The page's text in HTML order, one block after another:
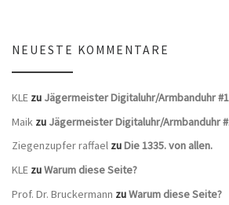
NEUESTE KOMMENTARE
KLE zu Jägermeister Digitaluhr/Armbanduhr #1
Maik zu Jägermeister Digitaluhr/Armbanduhr
Ziegenzupfer raffael zuDie 1335. von allen.
KLE zuWarum diese Seite?
Prof. Dr. Bruckermann zuWarum diese Seite?